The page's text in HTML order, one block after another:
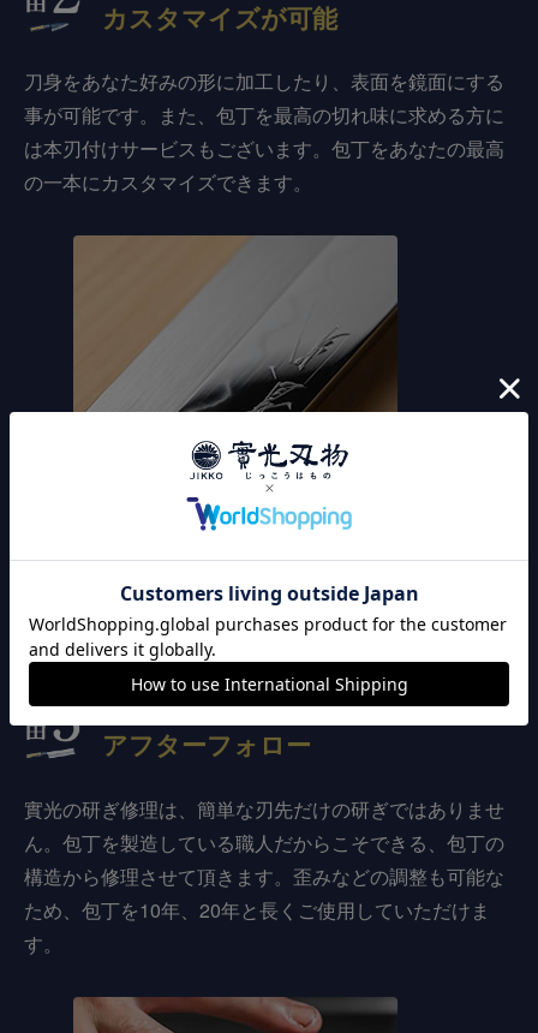
カスタマイズが可能
刀身をあなた好みの形に加工したり、表面を鏡面にする
事が可能です。また、包丁を最高の切れ味に求める方に
は本刃付けサービスもございます。包丁をあなたの最高
の一本にカスタマイズできます。
カスタマイズ加工
安心の
アフターフォロー
實光の研ぎ修理は、簡単な刃先だけの研ぎではありませ
ん。包丁を製造している職人だからこそできる、包丁の
構造から修理させて頂きます。歪みなどの調整も可能な
ため、包丁を10年、20年と長くご使用していただけま
す。